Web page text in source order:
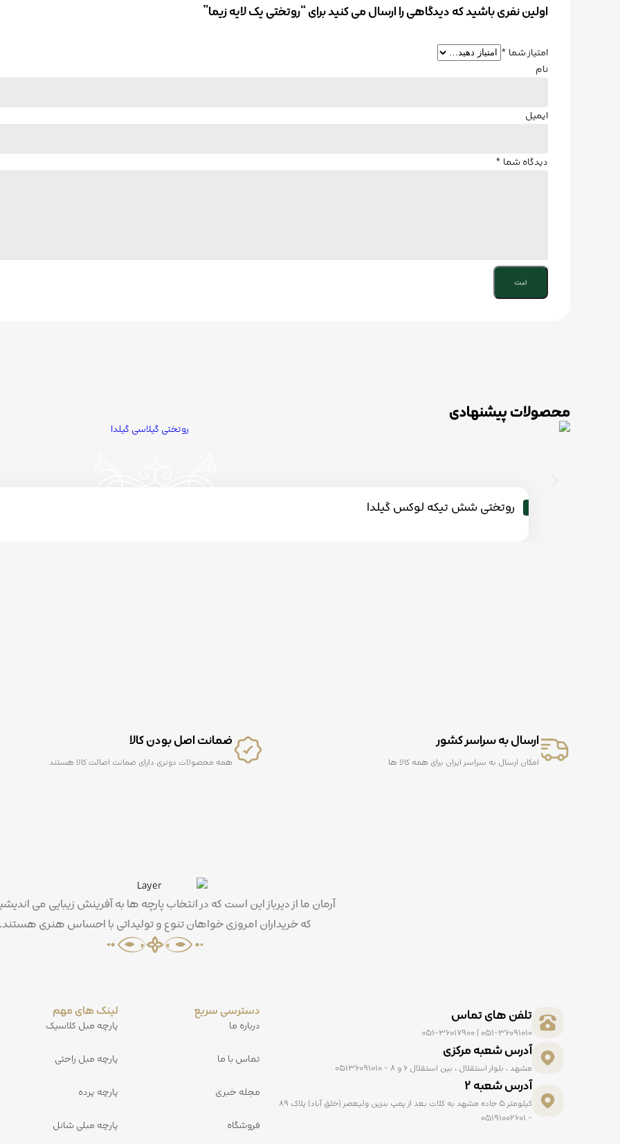
اولین نفری باشید که دیدگاهی را ارسال می کنید برای “روتختی یک لایه زیما”
امتیاز شما *
دیدگاه شما *
نام
ایمیل
محصولات پیشنهادی
روتختی شش تیکه لوكس گیلدا
ارسال به سراسر کشور
امکان ارسال به سراسر ایران برای همه کالا ها
ضمانت اصل بودن کالا
همه محصولات دونری دارای ضمانت اصالت کالا هستند
آرمان ما از دیرباز این است که در انتخاب پارچه ها به آفرینش زیبایی می
که خریداران امروزی خواهان تنوع و تولیداتی با احساس هنری هستند.
تلفن های تماس
051-36091010 | 051-36017900
آدرس شعبه مرکزی
مشهد ، بلوار استقلال ، بین استقلال ۶ و ۸ - ۰۵۱۳۶۰۹۱۰۱۰
آدرس شعبه ۲
کیلومتر ۵ جاده مشهد به کلات بعد از پمپ بنزین ولیعصر (خلق آباد) پلاک ۸۹
- ۰۵۱۹۱۰۰۲۶۰۱
دسترسی سریع
درباره ما
تماس با ما
مجله خبری
فروشگاه
لینک های مهم
پارچه مبل کلاسیک
پارچه مبل راحتی
پارچه پرده
پارچه مبلی شانل